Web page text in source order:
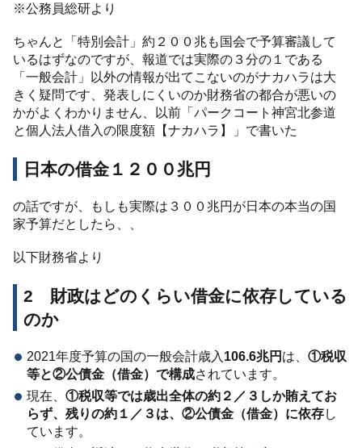
※公務員総研より
ちゃんと「特別会計」約２００兆も国会で予算審議して
いるはずなのですが、報道では実際の３分の１である
「一般会計」以外の情報が出てこないのがナカハラは大
きく疑問です、発表しにくいのか財務省の都合が悪いの
かがよくわかりません、以前「パークコート神宮北参道
と個人法人借入の限度額【ナカハラ】」で書いた
日本の借金１２００兆円
の話ですが、もしも実際は３００兆円が日本の本当の国
家予算だとしたら、、
以下財務省より
2 財政はどのくらい借金に依存している
のか
2021年度予算の国の一般会計歳入 106.6兆円 は、 ①税収
等と②公債金（借金）で構成されています。
現在、 ①税収等では歳出全体の約２／３しか賄えてお
らず、残りの約１／３は、②公債金（借金）に依存し
ています。